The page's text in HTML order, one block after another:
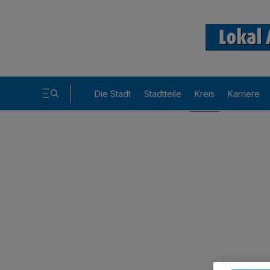
Die Stadt Stadtteile Kreis Karriere